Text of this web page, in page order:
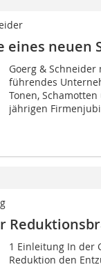
eines neuen
Goerg &
führendes
Tonen,
jährigen
1 Einleitung In der
Reduktion den